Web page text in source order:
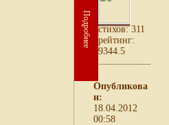
Подробнее
cтихов: 311
рейтинг:
9344.5
Опубликова
н:
18.04.2012
00:58